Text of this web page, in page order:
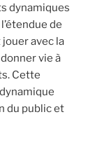
dynamiques
de
jouer avec la
vie à
Cette
du public et